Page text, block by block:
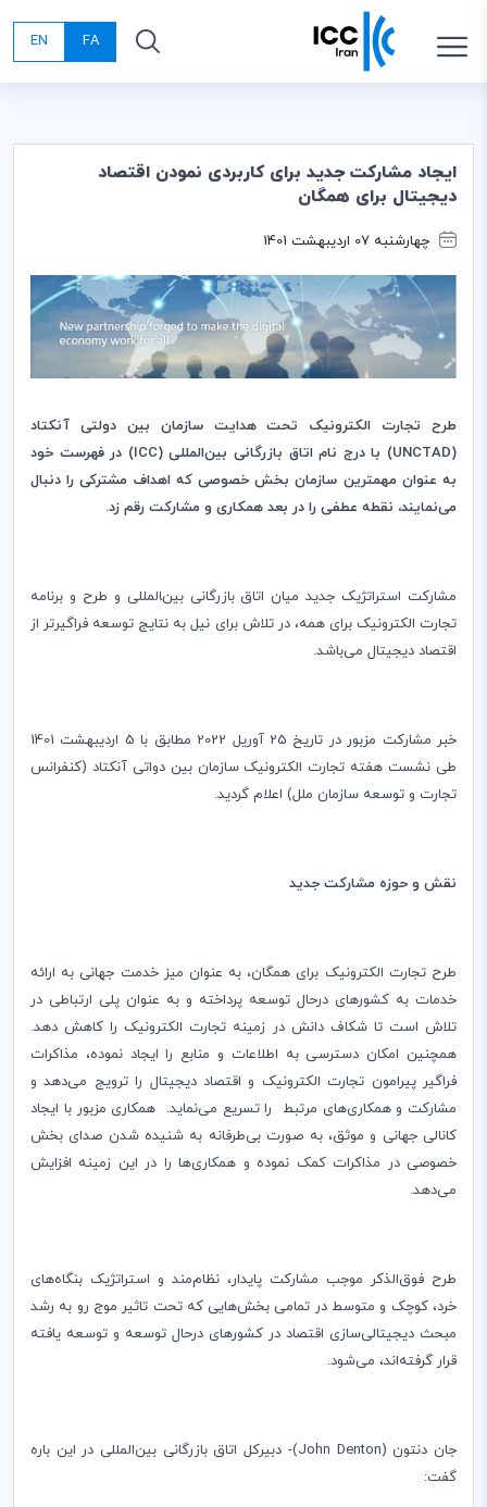
FA
EN
ایجاد مشارکت جدید برای کاربردی نمودن اقتصاد
دیجیتال برای همگان
چهارشنبه 07 اردیبهشت 1401
طرح تجارت الکترونیک تحت هدایت سازمان بین دولتی آنکتاد
(
UNCTAD) با درج نام اتاق بازرگانی بین‌المللی (ICC) در فهرست خود
به عنوان مهمترین سازمان بخش خصوصی که اهداف مشترکی را دنبال
می‌نمایند، نقطه عطفی را در بعد همکاری و مشارکت رقم زد.
مشارکت استراتژیک جدید میان اتاق بازرگانی بین‌‍المللی و طرح و برنامه
تجارت الکترونیک برای همه، در تلاش‌ برای نیل به نتایج توسعه فراگیرتر از
اقتصاد دیجیتال می‌باشد.
خبر مشارکت مزبور در تاریخ 25 آوریل 2022 مطابق با 5 اردیبهشت 1401
طی نشست هفته تجارت الکترونیک سازمان بین دواتی آنکتاد (کنفرانس
تجارت و توسعه سازمان ملل) اعلام گردید.
نقش و حوزه مشارکت جدید
طرح تجارت الکترونیک برای همگان، به عنوان میز خدمت جهانی به ارائه
خدمات به کشورهای درحال توسعه پرداخته و به عنوان پلی ارتباطی در
تلاش است تا شکاف دانش در زمینه تجارت الکترونیک را کاهش دهد.
همچنین امکان دسترسی به اطلاعات و منابع را ایجاد نموده، مذاکرات
فراگیر پیرامون تجارت الکترونیک و اقتصاد دیجیتال را ترویج می‌دهد و
مشارکت و همکاری‌های مرتبط را تسریع می‌نماید. همکاری مزبور با ایجاد
کانالی جهانی و موثق، به صورت بی‌طرفانه به شنیده شدن صدای بخش
خصوصی در مذاکرات کمک نموده و همکاریها را در این زمینه افزایش
می‌دهد.
طرح فوقالذکر موجب مشارکت پایدار، نظاممند و استراتژیک بنگاههای
خرد، کوچک و متوسط در تمامی بخش‌هایی که تحت تاثیر موج رو به رشد
مبحث دیجیتالی‌سازی اقتصاد در کشورهای درحال توسعه و توسعه یافته
قرار گرفته‌اند، میشود.
جان دنتون (John Denton)- دبیرکل اتاق بازرگانی بین‌المللی در این باره
گفت: